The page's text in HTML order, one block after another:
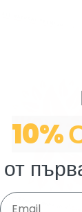
10%
от
Email